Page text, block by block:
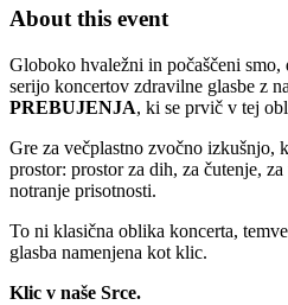
About this event
Globoko hvaležni in počaščeni smo,
serijo koncertov zdravilne glasbe z
PREBUJENJA, ki se prvič v tej
Gre za večplastno zvočno izkušnjo,
prostor: prostor za dih, za čutenje,
notranje prisotnosti.
To ni klasična oblika koncerta,
glasba namenjena kot klic.
Klic v naše Srce.